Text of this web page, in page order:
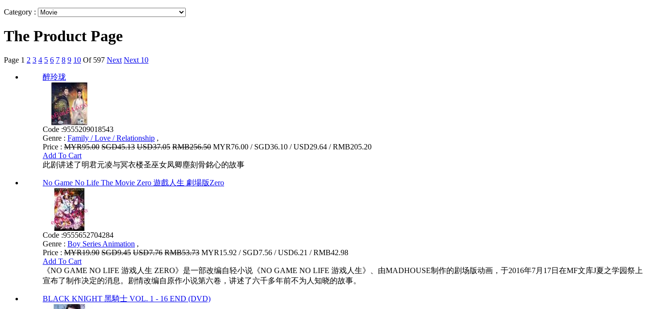
Category :
The Product Page
Page 1 2 3 4 5 6 7 8 9 10 Of 597 Next Next 10
醉玲珑
Code :9555209018543
Genre : Family / Love / Relationship ,
Price : MYR95.00 SGD45.13 USD37.05 RMB256.50 MYR76.00 / SGD36.10 / USD29.64 / RMB205.20
Add To Cart
此剧讲述了明君元凌与冥衣楼圣巫女凤卿塵刻骨銘心的故事
No Game No Life The Movie Zero 遊戲人生 劇場版Zero
Code :9555652704284
Genre : Boy Series Animation ,
Price : MYR19.90 SGD9.45 USD7.76 RMB53.73 MYR15.92 / SGD7.56 / USD6.21 / RMB42.98
Add To Cart
《NO GAME NO LIFE 游戏人生 ZERO》是一部改编自轻小说《NO GAME NO LIFE 游戏人生》、由MADHOUSE制作的剧场版动画，于2016年7月17日在MF文库J夏之学园祭上
宣布了制作决定的消息。剧情改编自原作小说第六卷，讲述了六千多年前不为人知晓的故事。
BLACK KNIGHT 黑騎士 VOL. 1 - 16 END (DVD)